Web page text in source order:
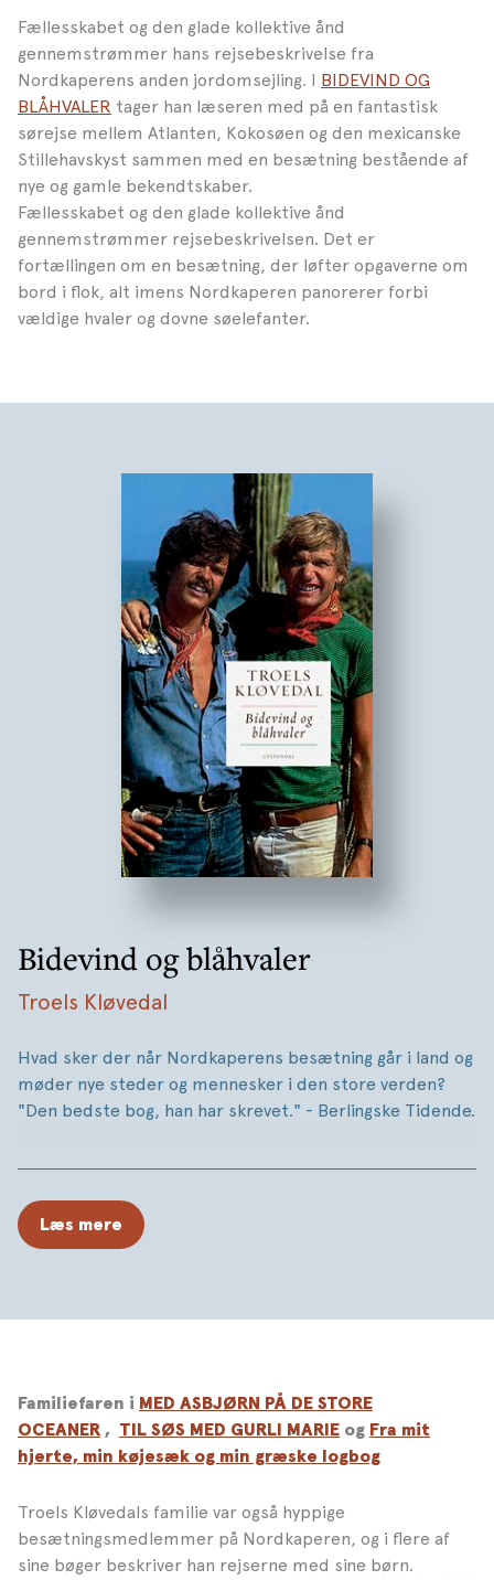
Fællesskabet og den glade kollektive ånd
gennemstrømmer hans rejsebeskrivelse fra
Nordkaperens anden jordomsejling. I BIDEVIND OG
BLÅHVALER tager han læseren med på en fantastisk
sørejse mellem Atlanten, Kokosøen og den mexicanske
Stillehavskyst sammen med en besætning bestående af
nye og gamle bekendtskaber.
Fællesskabet og den glade kollektive ånd
gennemstrømmer rejsebeskrivelsen. Det er
fortællingen om en besætning, der løfter opgaverne om
bord i flok, alt imens Nordkaperen panorerer forbi
vældige hvaler og dovne søelefanter.
Bidevind og blåhvaler
Troels Kløvedal
Hvad sker der når Nordkaperens besætning går i land og
møder nye steder og mennesker i den store verden?
"Den bedste bog, han har skrevet." - Berlingske Tidende.
Læs mere
Familiefaren i MED ASBJØRN PÅ DE STORE
OCEANER , TIL SØS MED GURLI MARIE og Fra mit
hjerte, min køjesæk og min græske logbog
Troels Kløvedals familie var også hyppige
besætningsmedlemmer på Nordkaperen, og i flere af
sine bøger beskriver han rejserne med sine børn.